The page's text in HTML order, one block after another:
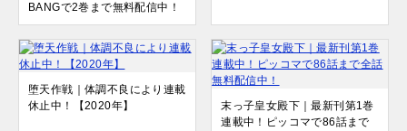
BANGで2巻まで無料配信中！
堕天作戦｜体調不良により連載
休止中！【2020年】
末っ子皇女殿下｜最新刊第1巻
連載中！ピッコマで86話まで